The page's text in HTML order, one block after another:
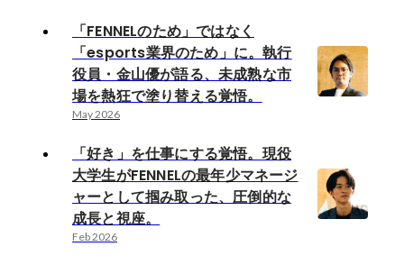
「FENNELのため」ではなく
「esports業界のため」に。執行
役員・金山優が語る、未成熟な市
場を熱狂で塗り替える覚悟。
May 2026
「好き」を仕事にする覚悟。現役
大学生がFENNELの最年少マネージ
ャーとして掴み取った、圧倒的な
成長と視座。
Feb 2026